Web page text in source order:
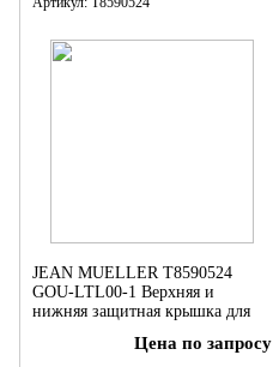
JEAN MUELLER Т8590524
GOU-LTL00-1 Верхняя и
нижняя защитная крышка для
Цена по запросу